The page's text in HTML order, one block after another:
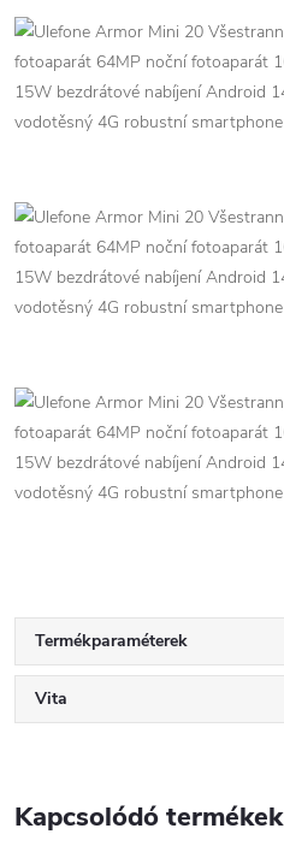
Termékparaméterek
Vita
Kapcsolódó termékek